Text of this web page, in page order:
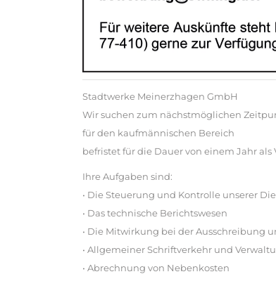
Stadtwerke Meinerzhagen GmbH
Wir suchen zum nächstmöglichen
für den kaufmännischen Bereich
befristet für die Dauer von einem Jahr
Ihre Aufgaben sind:
• Die Steuerung und Kontrolle unserer
• Das technische Berichtswesen
• Die Mitwirkung bei der Ausschreibung
• Allgemeiner Schriftverkehr und
• Abrechnung von Nebenkosten